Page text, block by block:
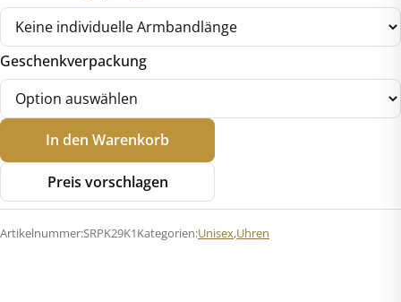
Geschenkverpackung
Seiko
Sports
SRPK29K1
Menge
In den Warenkorb
Preis vorschlagen
Artikelnummer:SRPK29K1Kategorien:Unisex,Uhren